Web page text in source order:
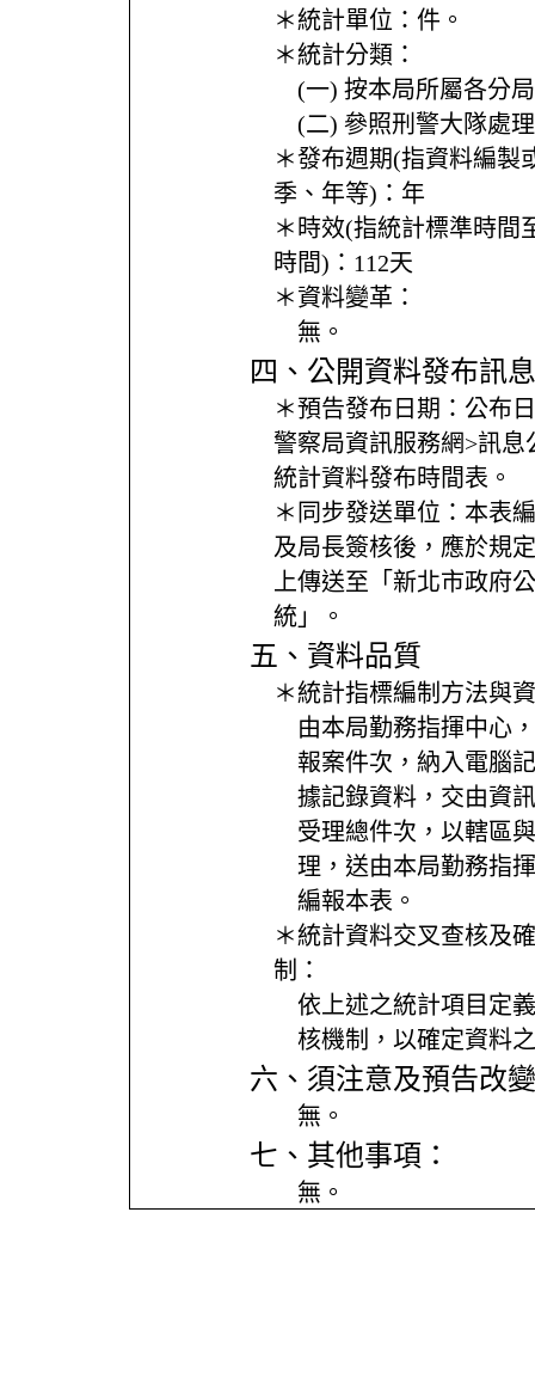
＊統計單位： 件。
＊統計分類：
(一) 按本局所屬各分
(二) 參照刑警大隊處
＊發布週期(指資料編製
季、年等)： 年
＊時效(指統計標準時間
時間)： 112天
＊資料變革：
無。
四、公開資料發布訊息
＊預告發布日期： 公布
警察局資訊服務網>訊息
統計資料發布時間表。
＊同步發送單位： 本表
及局長簽核後，應於規
上傳送至「新北市政府
統」。
五、資料品質
＊統計指標編制方法與
由本局勤務指揮中心
報案件次，納入電腦
據記錄資料，交由資
受理總件次，以轄區
理，送由本局勤務指
編報本表。
＊統計資料交叉查核及
制：
依上述之統計項目定
核機制，以確定資料
六、須注意及預告改
無。
七、其他事項：
無。